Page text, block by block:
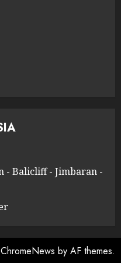
- Balicliff - Jimbaran -
ChromeNews by AF themes.